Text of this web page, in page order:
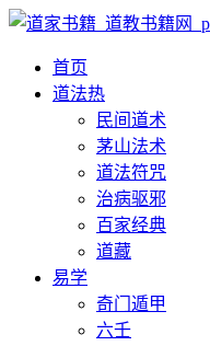
首页
道法热
民间道术
茅山法术
道法符咒
治病驱邪
百家经典
道藏
易学
奇门遁甲
六壬